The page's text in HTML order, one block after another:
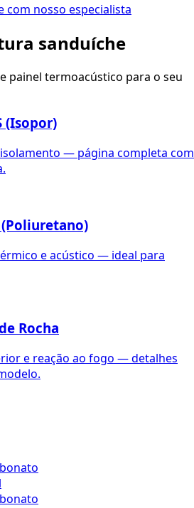
com nosso especialista
sanduíche
painel termoacústico para o seu
(Isopor)
— página completa com
e acústico — ideal para
Rocha
e reação ao fogo — detalhes